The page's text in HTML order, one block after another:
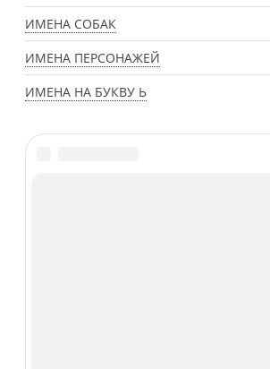
ИМЕНА СОБАК
ИМЕНА ПЕРСОНАЖЕЙ
ИМЕНА НА БУКВУ Ь